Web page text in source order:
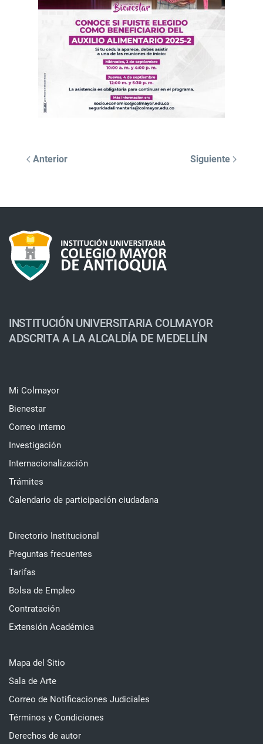
Anterior Siguiente
INSTITUCIÓN UNIVERSITARIA COLMAYOR
ADSCRITA A LA ALCALDÍA DE MEDELLÍN
Mi Colmayor
Bienestar
Correo interno
Investigación
Internacionalización
Trámites
Calendario de participación ciudadana
Directorio Institucional
Preguntas frecuentes
Tarifas
Bolsa de Empleo
Contratación
Extensión Académica
Mapa del Sitio
Sala de Arte
Correo de Notificaciones Judiciales
Términos y Condiciones
Derechos de autor